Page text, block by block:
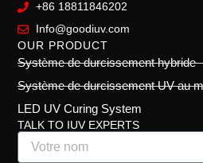
+86 18811846202
Info@goodiuv.com
OUR PRODUCT
Système de durcissement hybride
Système de durcissement UV au
LED UV Curing System
TALK TO IUV EXPERTS